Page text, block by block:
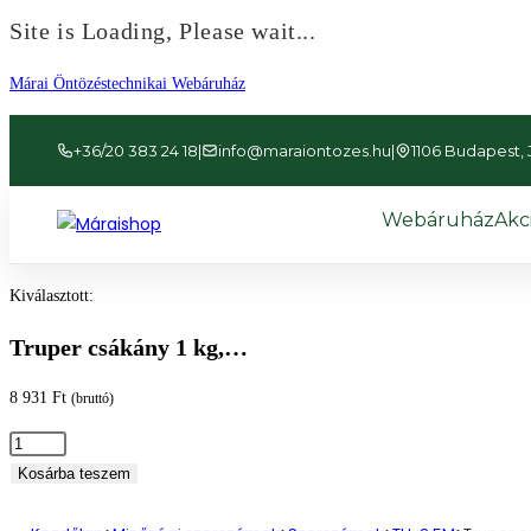
Site is Loading, Please wait...
Ugrás
a
tartalomhoz
Márai Öntözéstechnikai Webáruház
+36/20 383 24 18| info@maraiontozes.hu| 1106 Budapest,
Webáruház
Kiválasztott:
Truper csákány 1 kg,…
8 931 Ft (bruttó)
Truper
csákány
Kosárba teszem